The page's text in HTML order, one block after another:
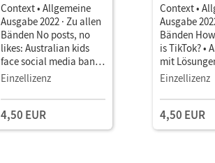
Context • Allgemeine
Ausgabe 2022 · Zu allen
Bänden No posts, no
likes: Australian kids
face social media ban •
Arbeitsblatt mit
Einzellizenz
4,50 EUR
Context •
Ausgabe
Bänden
is TikTok? •
mit
Einzellizenz
4,50 EUR